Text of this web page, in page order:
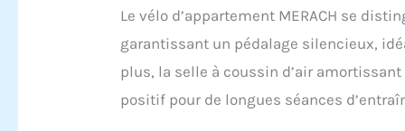
Le vélo d’appartement MERACH se
garantissant un pédalage silencieux,
plus, la selle à coussin d’air
positif pour de longues séances